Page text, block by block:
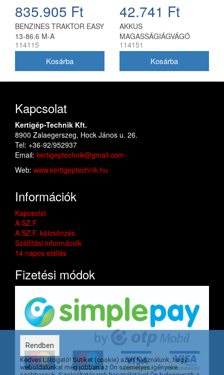
835.905 Ft
BENZINES TRAKTOR EASY
13-86.6 M-A
114115
42.741 Ft
AKKUS
MAGASSÁGIÁGVÁGÓ
CSAD 1820 18V
114151
Kapcsolat
Kertigép-Technik Kft.
8900 Zalaegerszeg, Hock János u. 26.
Tel: +36-92/952937
Email: kertigeptechnik@gmail.com
Web: www.kertigeptechnik.hu
Információk
Kapcsolat
A.SZ.F.
A.SZ.F. kölcsönzés
Szállítási információk
14 napos elállás
Fizetési módok
Rendben
Kedves Látogató! Sütiket (cookie) azért használunk, hogy
weboldalunkat még jobban az Ön személyes igényeire